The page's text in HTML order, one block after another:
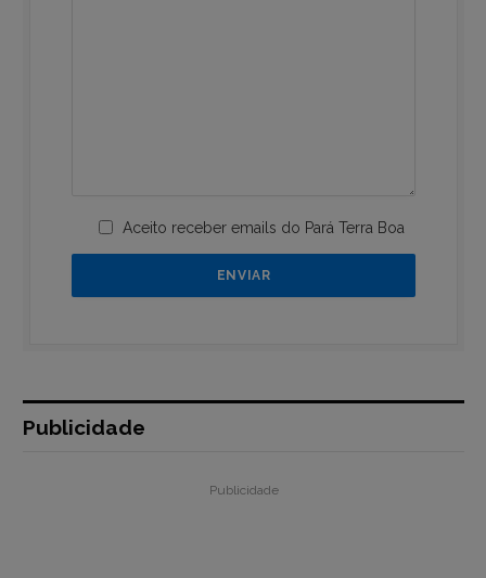
Aceito receber emails do Pará Terra Boa
Publicidade
Publicidade